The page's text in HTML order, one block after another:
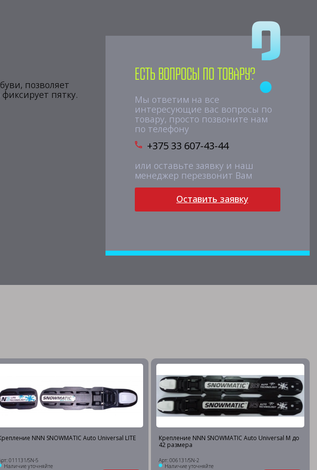
позволяет
пятку.
Есть вопросы по товару?
Мы ответим на все
интересующие вас вопросы по
товару, просто позвоните нам
по телефону
+375 33 607-43-44
или оставьте заявку и наш
менеджер перезвонит Вам
Оставить заявку
NNN SNOWMATIC Auto Universal LITE
011131/SN-5
Наличие уточняйте
Крепление NNN SNOWMATIC Auto Universal M до
42 размера
Арт: 006131/SN-2
Наличие уточняйте